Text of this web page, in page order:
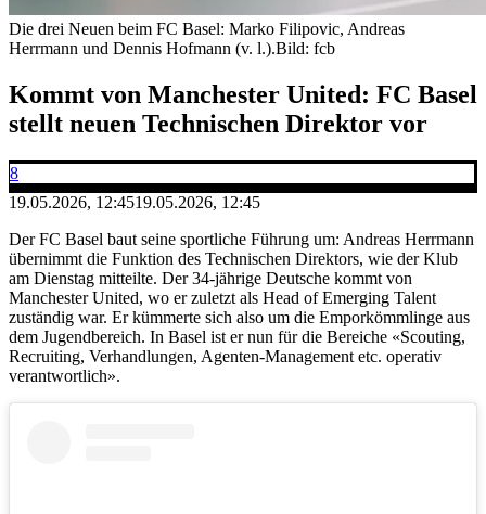
Die drei Neuen beim FC Basel: Marko Filipovic, Andreas
Herrmann und Dennis Hofmann (v. l.).Bild: fcb
Kommt von Manchester United: FC Basel
stellt neuen Technischen Direktor vor
8
19.05.2026, 12:4519.05.2026, 12:45
Der FC Basel baut seine sportliche Führung um: Andreas Herrmann
übernimmt die Funktion des Technischen Direktors, wie der Klub
am Dienstag mitteilte. Der 34-jährige Deutsche kommt von
Manchester United, wo er zuletzt als Head of Emerging Talent
zuständig war. Er kümmerte sich also um die Emporkömmlinge aus
dem Jugendbereich. In Basel ist er nun für die Bereiche «Scouting,
Recruiting, Verhandlungen, Agenten-Management etc. operativ
verantwortlich».